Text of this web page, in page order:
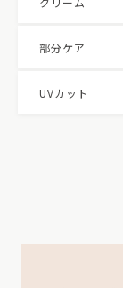
部分ケア
UVカット